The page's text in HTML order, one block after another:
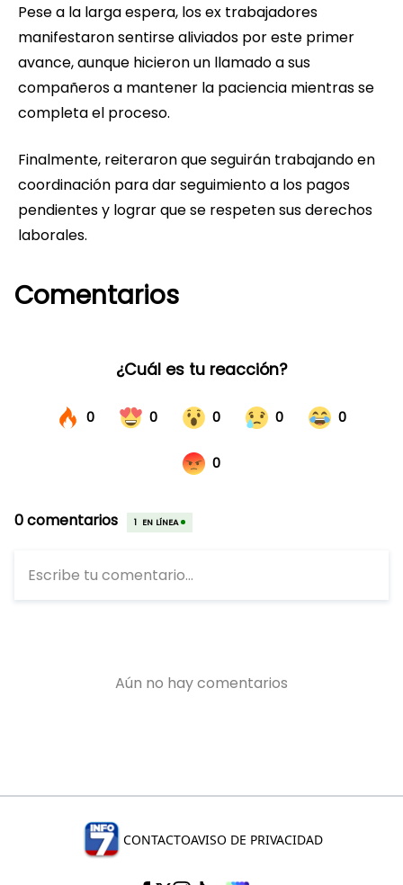
Pese a la larga espera, los ex trabajadores
manifestaron sentirse aliviados por este primer
avance, aunque hicieron un llamado a sus
compañeros a mantener la paciencia mientras se
completa el proceso.
Finalmente, reiteraron que seguirán trabajando en
coordinación para dar seguimiento a los pagos
pendientes y lograr que se respeten sus derechos
laborales.
Comentarios
CONTACTOAVISO DE PRIVACIDAD